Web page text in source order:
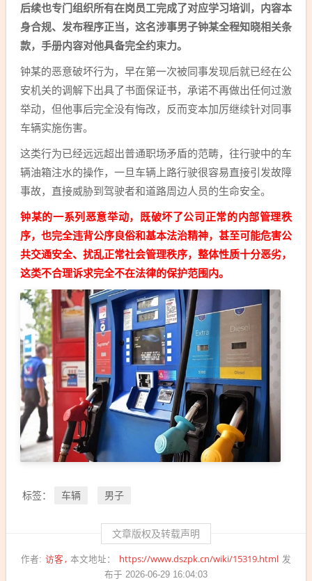
后续也专门组织所有在岗员工完成了对应学习培训，内容本
身合规、发布程序正当，这名涉事男子钟某全程知晓相关条
款，手册内容对他具备完全约束力。
钟某的恶意破坏行为，早在第一次被同事发现后就已经在公
安机关的调解下出具了书面保证书，承诺不再做出任何过激
举动，但他事后完全没有悔改，反而变本加厉继续针对同事
车辆实施伤害。
这类行为已经远远超出普通职场矛盾的范畴，往行驶中的车
辆油箱注水的操作，一旦车辆上路行驶很容易直接引发故障
事故，直接威胁到驾驶者和道路周边人员的生命安全。
钟某的一系列恶意举动，既破坏了公司正常的内部管理秩
序，也完全违背公序良俗和基本法治精神，甚至可能危害公
共交通安全、扰乱正常社会管理秩序，整体性质十分恶劣，
这类不合理诉求完全不在法律的保护范围内。
标签： 车辆 男子
文章版权及转载声明
作者: 访客 本文地址： https://www.dszpk.cn/wiki/15319.html 发
布于 2026-06-29 16:04:03